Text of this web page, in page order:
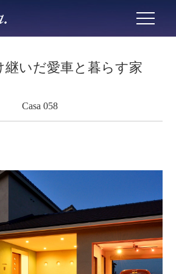
継いだ愛車と暮らす家
Casa 058